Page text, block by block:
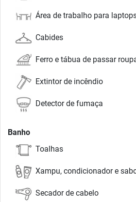
Área de trabalho para
Cabides
Ferro e tábua de passar
Extintor de incêndio
Detector de fumaça
Banho
Toalhas
Xampu, condicionador e
Secador de cabelo